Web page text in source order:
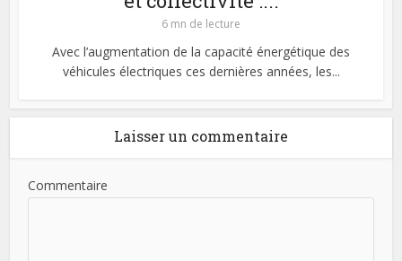
6 mn de lecture
Avec l’augmentation de la capacité énergétique des
véhicules électriques ces dernières années, les...
Laisser un commentaire
Commentaire